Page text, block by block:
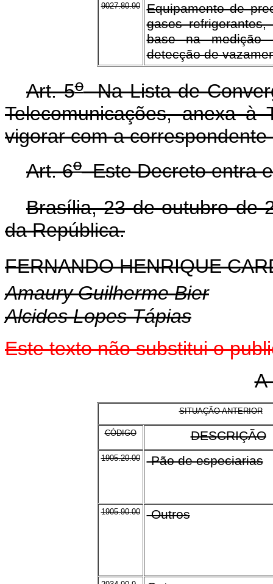
9027.80.90
Equipamento de
gases
base na medição
detecção de
Art. 5oNa Lista de
Telecomunicações, anexa
vigorar com a
Art. 6oEste Decreto entra
Brasília, 23 de outubro de
da República.
FERNANDO HENRIQUE
Amaury Guilherme Bier
Alcides Lopes Tápias
Este texto não substitui o
A
SITUAÇÃO ANTERIOR
CÓDIGO DESCRIÇÃO
1905.20.00 -Pão de especiarias
1905.90.00 -Outros